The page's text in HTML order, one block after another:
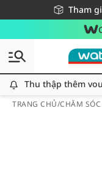
Tham
Miễn phí
Giao hàng
Thu thập thêm
TRANG CHỦ/CHĂM